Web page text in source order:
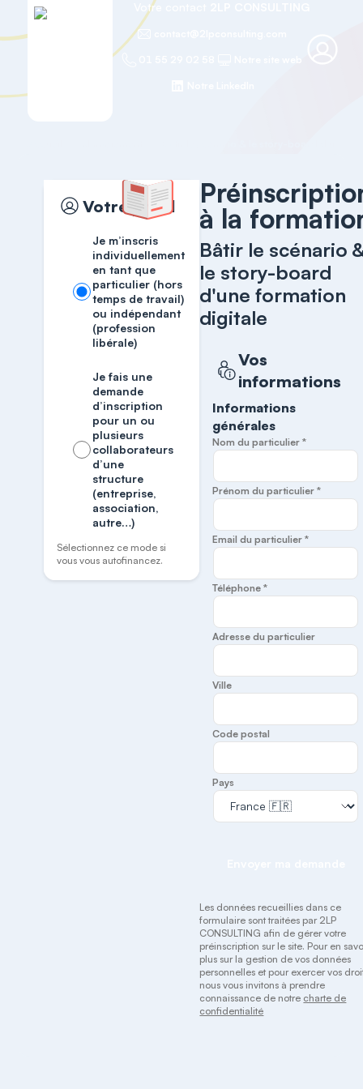
Votre contact
Votre profil
Je m’inscris
individuellement
en tant que
particulier (hors
temps de travail)
ou indépendant
(profession
libérale)
Je fais une
demande
d’inscription
pour un ou
plusieurs
collaborateurs
d’une
structure
(entreprise,
association,
autre…)
Sélectionnez ce mode si
vous vous autofinancez.
à la
Bâtir le scénario
le story-board
d'une formation
digitale
Vos
informations
Informations
générales
Nom du particulier *
Prénom du particulier *
Email du particulier *
Téléphone *
Adresse du particulier
Ville
Code postal
Pays
Les données recueillies dans ce
formulaire sont traitées par 2LP
CONSULTING afin de gérer votre
préinscription sur le site. Pour en
plus sur la gestion de vos données
personnelles et pour exercer vos
nous vous invitons à prendre
connaissance de notre charte de
confidentialité